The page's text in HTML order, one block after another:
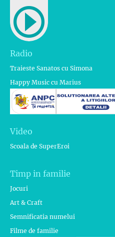
Radio
Traieste Sanatos cu Simona
Happy Music cu Marius
Video
Scoala de SuperEroi
Timp in familie
Jocuri
Art & Craft
Semnificatia numelui
Filme de familie